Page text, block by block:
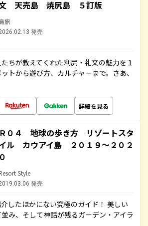
天売島 焼尻島 ５訂版
旅
発売
ちが教えてくれた利尻・礼文の魅力を１
トから遊び方、カルチャーまで。さあ、
詳細を見る
Ｒ０４ 地球の歩き方 リゾートスタ
ル カウアイ島 ２０１９～２０２
０
Style
発売
したほかにない究極のガイド！ 美しい
み、そして神話が残るガーデン・アイラ